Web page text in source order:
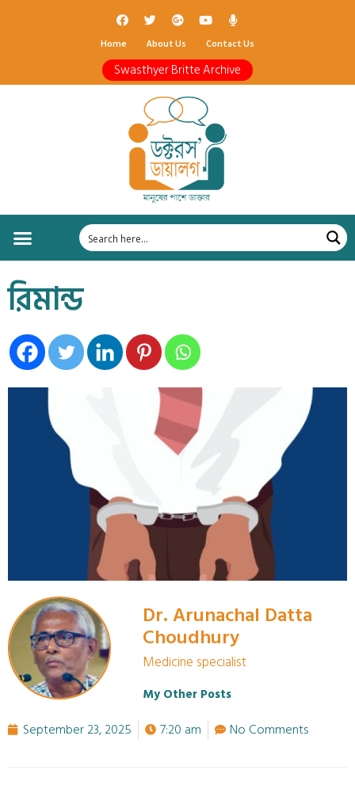
Home About Us Contact Us
Swasthyer Britte Archive
রিমান্ড
Dr. Arunachal Datta
Choudhury
Medicine specialist
My Other Posts
September 23, 2025 7:20 am No Comments